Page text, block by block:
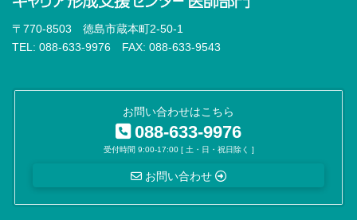
〒770-8503 徳島市蔵本町2-50-1
TEL: 088-633-9976 FAX: 088-633-9543
お問い合わせはこちら
088-633-9976
受付時間 9:00-17:00 [ 土・日・祝日除く ]
お問い合わせ